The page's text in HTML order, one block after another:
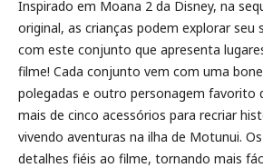
Inspirado em Moana 2 da Disney, na
original, as crianças podem explorar seu
com este conjunto que apresenta
filme! Cada conjunto vem com uma
polegadas e outro personagem favorito
mais de cinco acessórios para recriar
vivendo aventuras na ilha de Motunui.
detalhes fiéis ao filme, tornando mais